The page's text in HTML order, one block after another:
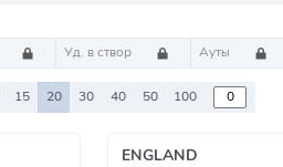
Уд. в створ Ауты
15 20 30 40 50 100
ENGLAND